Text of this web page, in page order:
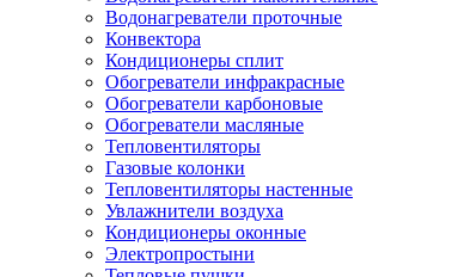
Водонагреватели проточные
Конвектора
Кондиционеры сплит
Обогреватели инфракрасные
Обогреватели карбоновые
Обогреватели масляные
Тепловентиляторы
Газовые колонки
Тепловентиляторы настенные
Увлажнители воздуха
Кондиционеры оконные
Электропростыни